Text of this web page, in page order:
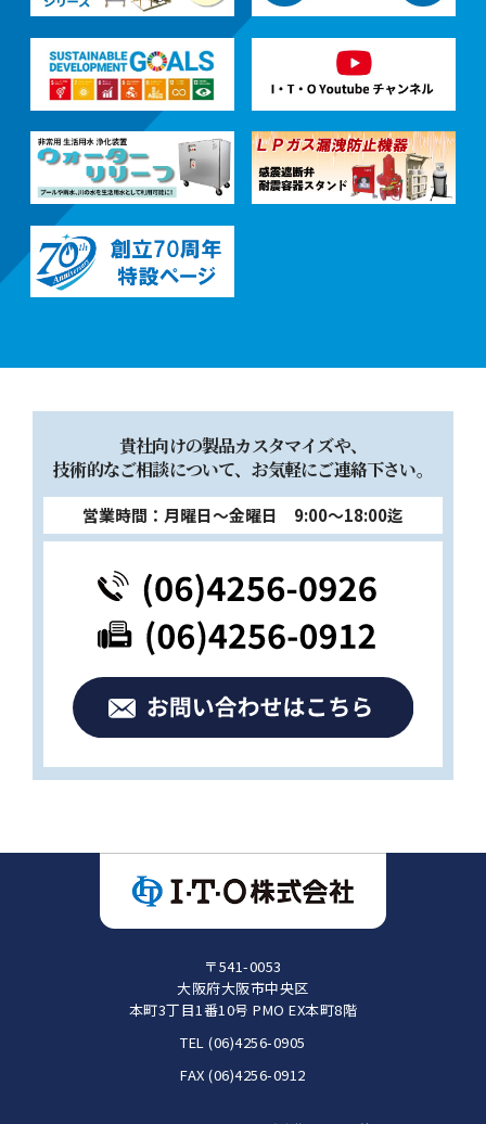
貴社向けの製品カスタマイズや、
技術的なご相談について、お気軽にご連絡下さい。
営業時間：月曜日～金曜日 9:00～18:00迄
〒541-0053
大阪府大阪市中央区
本町3丁目1番10号 PMO EX本町8階
TEL (06)4256-0905
FAX (06)4256-0912